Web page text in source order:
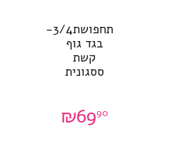
תחפושת3/4-
בגד גוף
קשת
ססגונית
₪6990